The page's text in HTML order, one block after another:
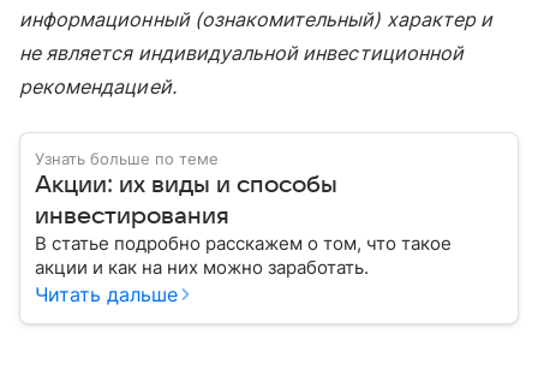
информационный (ознакомительный) характер и
не является индивидуальной инвестиционной
рекомендацией.
Узнать больше по теме
Акции: их виды и способы
инвестирования
В статье подробно расскажем о том, что такое
акции и как на них можно заработать.
Читать дальше